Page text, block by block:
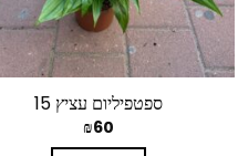
ספטפיליום עציץ 15
₪60